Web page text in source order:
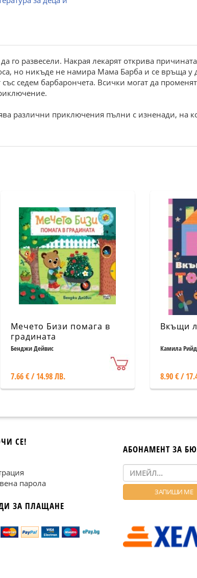
развесели. Накрая лекарят открива
но никъде не намира Мама Барба и се връща у
седем барбарончета. Всички могат да
различни приключения пълни с изненади, на
Мечето Бизи помага в
градината
Бенджи Дейвис
7.66 € / 14.98 ЛВ.
Вкъщи
Камила Рийд
8.90 € /
СЕ!
парола
ЗА ПЛАЩАНЕ
АБОНАМЕНТ ЗА